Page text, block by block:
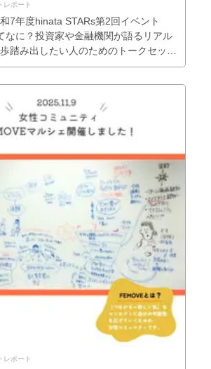
レポート
和7年度hinata STARs第2回イベント
なに？投資家や金融機関が語るリアル
踏み出したい人のためのトークセッシ
レポート